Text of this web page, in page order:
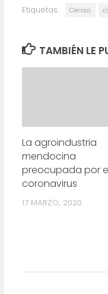
Etiquetas: Censo.
TAMBIÉN LE
La agroindustria
mendocina
preocupada por
coronavirus
17 MARZO, 2020